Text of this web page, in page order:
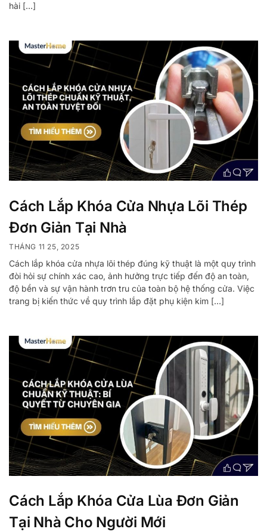
hài […]
Cách Lắp Khóa Cửa Nhựa Lõi Thép
Đơn Giản Tại Nhà
THÁNG 11 25, 2025
Cách lắp khóa cửa nhựa lõi thép đúng kỹ thuật là một quy trình
đòi hỏi sự chính xác cao, ảnh hưởng trực tiếp đến độ an toàn,
độ bền và sự vận hành trơn tru của toàn bộ hệ thống cửa. Việc
trang bị kiến thức về quy trình lắp đặt phụ kiện kim […]
Cách Lắp Khóa Cửa Lùa Đơn Giản
Tại Nhà Cho Người Mới